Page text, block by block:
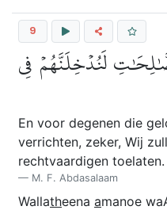
9
لَنُدۡخِلَنَّهُمۡ فِي
En voor degenen die
verrichten, zeker, Wij
rechtvaardigen toelaten.
M. F. Abdasalaam
Wallatheena amanoe